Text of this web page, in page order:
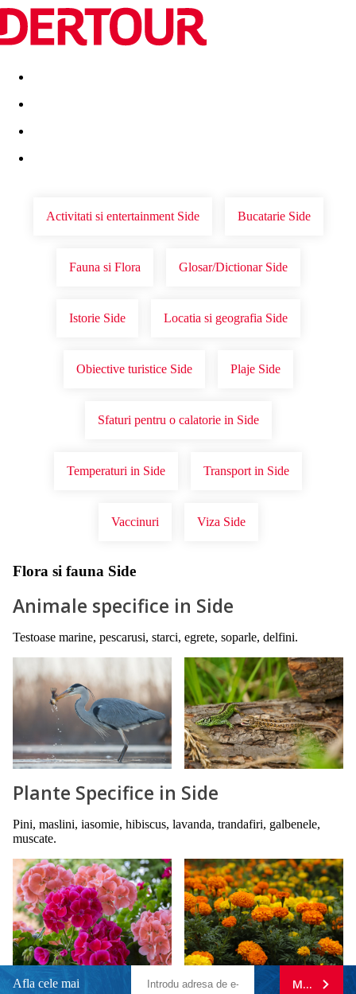
Destinatii Vacanta perfecta OFERTE DE NERATAT
Activitati si entertainment Side Bucatarie Side
Fauna si Flora Glosar/Dictionar Side
Istorie Side Locatia si geografia Side
Obiective turistice Side Plaje Side
Sfaturi pentru o calatorie in Side
Temperaturi in Side Transport in Side
Vaccinuri Viza Side
Flora si fauna Side
Animale specifice in Side
Testoase marine, pescarusi, starci, egrete, soparle, delfini.
Plante Specifice in Side
Pini, maslini, iasomie, hibiscus, lavanda, trandafiri, galbenele,
muscate.
Afla cele mai MA